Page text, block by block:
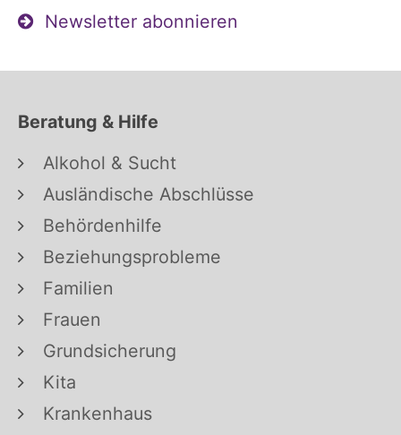
Newsletter abonnieren
Beratung & Hilfe
Alkohol & Sucht
Ausländische Abschlüsse
Behördenhilfe
Beziehungsprobleme
Familien
Frauen
Grundsicherung
Kita
Krankenhaus